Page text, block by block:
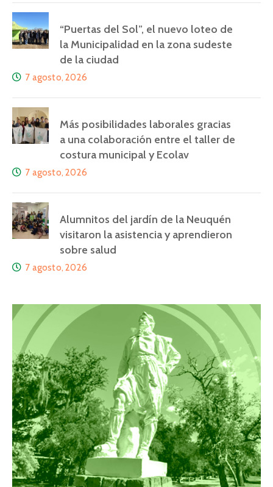
“Puertas del Sol”, el nuevo loteo de
la Municipalidad en la zona sudeste
de la ciudad
7 agosto, 2026
Más posibilidades laborales gracias
a una colaboración entre el taller de
costura municipal y Ecolav
7 agosto, 2026
Alumnitos del jardín de la Neuquén
visitaron la asistencia y aprendieron
sobre salud
7 agosto, 2026